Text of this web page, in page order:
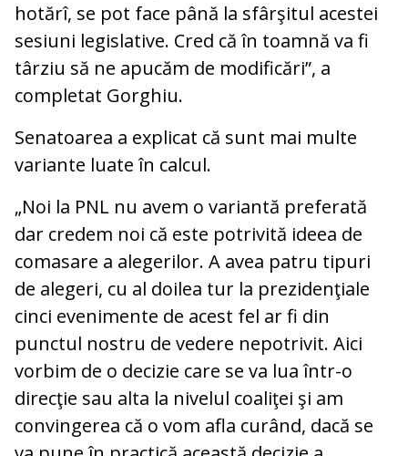
hotărî, se pot face până la sfârşitul acestei
sesiuni legislative. Cred că în toamnă va fi
târziu să ne apucăm de modificări”, a
completat Gorghiu.
Senatoarea a explicat că sunt mai multe
variante luate în calcul.
„Noi la PNL nu avem o variantă preferată
dar credem noi că este potrivită ideea de
comasare a alegerilor. A avea patru tipuri
de alegeri, cu al doilea tur la prezidenţiale
cinci evenimente de acest fel ar fi din
punctul nostru de vedere nepotrivit. Aici
vorbim de o decizie care se va lua într-o
direcţie sau alta la nivelul coaliţei şi am
convingerea că o vom afla curând, dacă se